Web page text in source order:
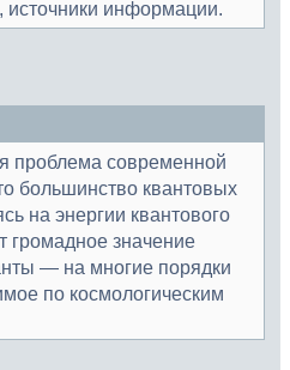
источники информации.
проблема современной
большинство квантовых
на энергии квантового
громадное значение
— на многие порядки
по космологическим